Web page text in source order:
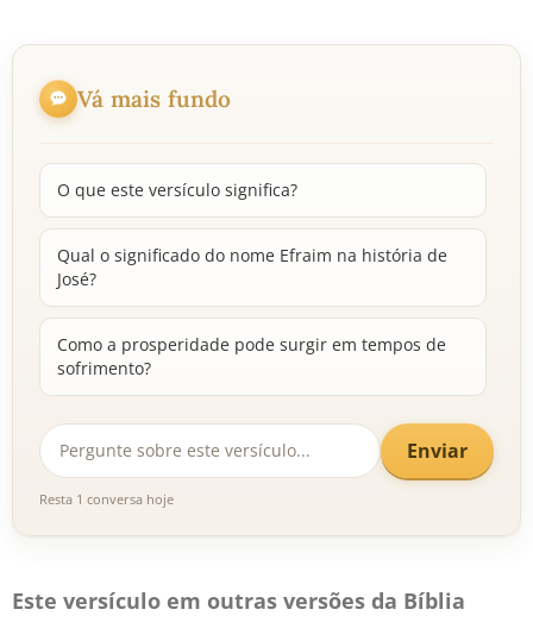
Vá mais fundo
O que este versículo significa?
Qual o significado do nome Efraim na história de
José?
Como a prosperidade pode surgir em tempos de
sofrimento?
Enviar
Resta 1 conversa hoje
Este versículo em outras versões da Bíblia